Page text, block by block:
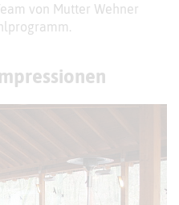
von Mutter Wehner